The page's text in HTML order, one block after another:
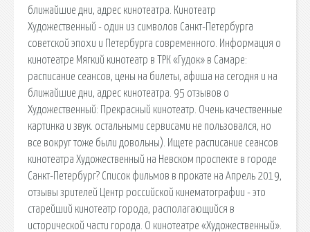
ближайшие дни, адрес кинотеатра. Кинотеатр
Художественный - один из символов Санкт-Петербурга
советской эпохи и Петербурга современного. Информация о
кинотеатре Мягкий кинотеатр в ТРК «Гудок» в Самаре:
расписание сеансов, цены на билеты, афиша на сегодня и на
ближайшие дни, адрес кинотеатра. 95 отзывов о
Художественный: Прекрасный кинотеатр. Очень качественные
картинка и звук. остальными сервисами не пользовался, но
все вокруг тоже были довольны). Ищете расписание сеансов
кинотеатра Художественный на Невском проспекте в городе
Санкт-Петербург? Список фильмов в прокате на Апрель 2019,
отзывы зрителей Центр российской кинематографии - это
старейший кинотеатр города, располагающийся в
исторической части города. О кинотеатре «Художественный».